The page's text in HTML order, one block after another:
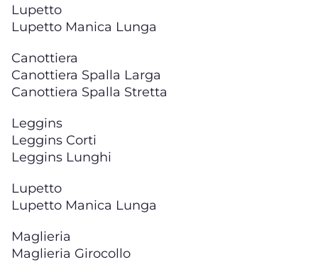
Lupetto
Lupetto Manica Lunga
Canottiera
Canottiera Spalla Larga
Canottiera Spalla Stretta
Leggins
Leggins Corti
Leggins Lunghi
Lupetto
Lupetto Manica Lunga
Maglieria
Maglieria Girocollo